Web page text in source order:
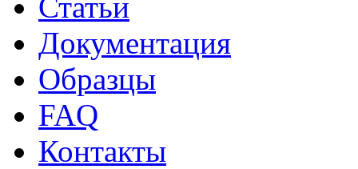
Документация
Образцы
FAQ
Контакты